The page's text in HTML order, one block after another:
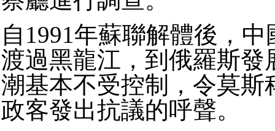
自1991年蘇聯解體後，
渡過黑龍江，到俄羅斯發
潮基本不受控制，令莫斯
政客發出抗議的呼聲。